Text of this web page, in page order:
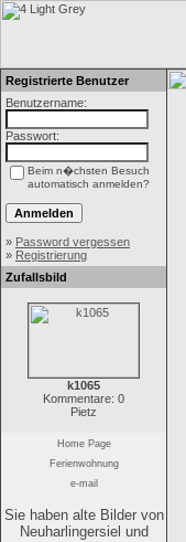
Registrierte Benutzer
Benutzername:
Passwort:
Beim n�chsten Besuch
automatisch anmelden?
» Password vergessen
» Registrierung
Zufallsbild
k1065
Kommentare: 0
Pietz
Home Page
Ferienwohnung
e-mail
Sie haben alte Bilder von
Neuharlingersiel und